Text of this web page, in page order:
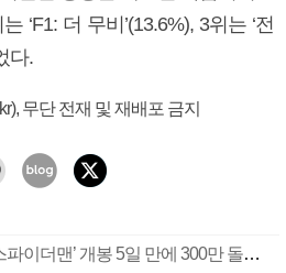
‘F1: 더 무비’(13.6%), 3위는 ‘전
다.
무단 전재 및 재배포 금지
[주말 영화 박스오피스] ‘스파이더맨’ 개봉 5일 만에 300만 돌풍…박스오피스·예매율 동시 1위